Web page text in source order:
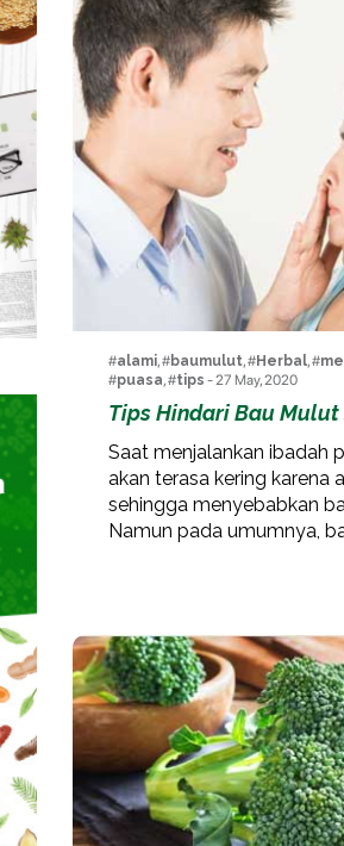
#alami, #baumulut, #Herbal, #
#puasa, #tips - 27 May, 2020
Tips Hindari Bau Mulut
Saat menjalankan ibadah
akan terasa kering karena
sehingga menyebabkan
Namun pada umumnya,